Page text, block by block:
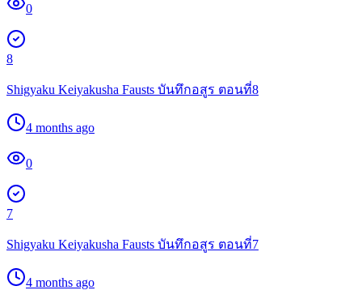
0
8
Shigyaku Keiyakusha Fausts บันทึกอสูร ตอนที่8
4 months ago
0
7
Shigyaku Keiyakusha Fausts บันทึกอสูร ตอนที่7
4 months ago